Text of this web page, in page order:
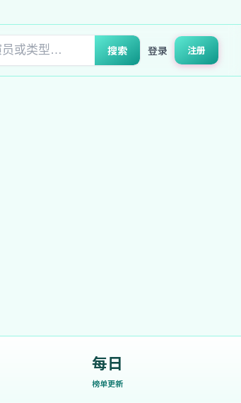
搜索 登录 注册
每日
榜单更新